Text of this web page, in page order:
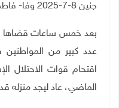
جنين 8-7-2025 وفا- فاطمة إبراهيم
عدد كبير من
اقتحام قوات الاحتلال
الماضي، عاد ليجد منزله